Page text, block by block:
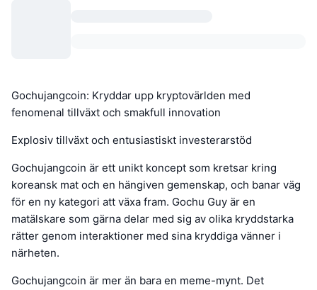
Gochujangcoin: Kryddar upp kryptovärlden med
fenomenal tillväxt och smakfull innovation
Explosiv tillväxt och entusiastiskt investerarstöd
Gochujangcoin är ett unikt koncept som kretsar kring
koreansk mat och en hängiven gemenskap, och banar väg
för en ny kategori att växa fram. Gochu Guy är en
matälskare som gärna delar med sig av olika kryddstarka
rätter genom interaktioner med sina kryddiga vänner i
närheten.
Gochujangcoin är mer än bara en meme-mynt. Det